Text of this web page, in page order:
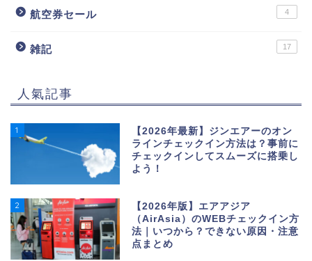
航空券セール 4
雑記 17
人氣記事
1
【2026年最新】ジンエアーのオン
ラインチェックイン方法は？事前に
チェックインしてスムーズに搭乗し
よう！
2
【2026年版】エアアジア
（AirAsia）のWEBチェックイン方
法｜いつから？できない原因・注意
点まとめ